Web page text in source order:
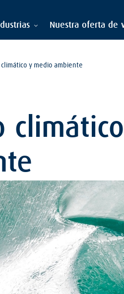
Nuestra oferta de
climático y medio ambiente